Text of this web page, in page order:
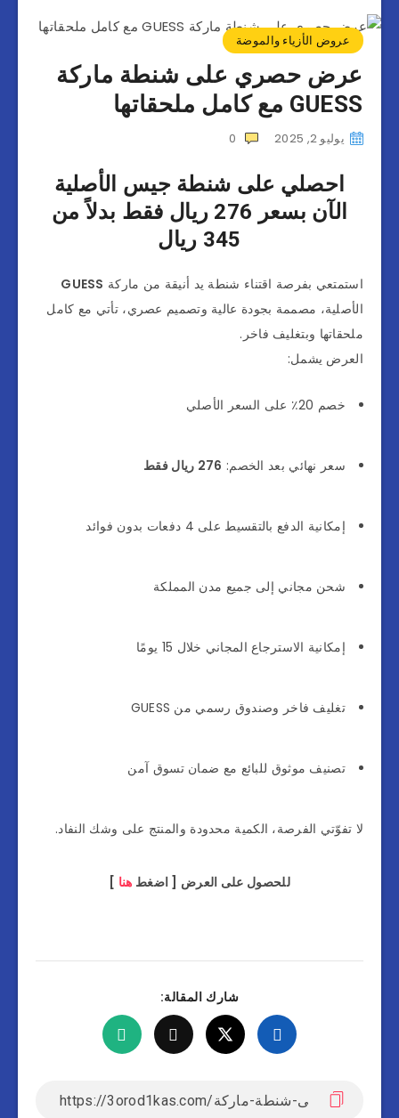
عروض الأزياء والموضة
عرض حصري على شنطة ماركة
GUESS مع كامل ملحقاتها
يوليو 2, 2025 0
احصلي على شنطة جيس الأصلية
الآن بسعر 276 ريال فقط بدلاً من
345 ريال
استمتعي بفرصة اقتناء شنطة يد أنيقة من ماركة GUESS
الأصلية، مصممة بجودة عالية وتصميم عصري، تأتي مع كامل
ملحقاتها وبتغليف فاخر.
العرض يشمل:
خصم 20٪ على السعر الأصلي
سعر نهائي بعد الخصم: 276 ريال فقط
إمكانية الدفع بالتقسيط على 4 دفعات بدون فوائد
شحن مجاني إلى جميع مدن المملكة
إمكانية الاسترجاع المجاني خلال 15 يومًا
تغليف فاخر وصندوق رسمي من GUESS
تصنيف موثوق للبائع مع ضمان تسوق آمن
لا تفوّتي الفرصة، الكمية محدودة والمنتج على وشك النفاد.
للحصول على العرض [ اضغط هنا ]
شارك المقالة: